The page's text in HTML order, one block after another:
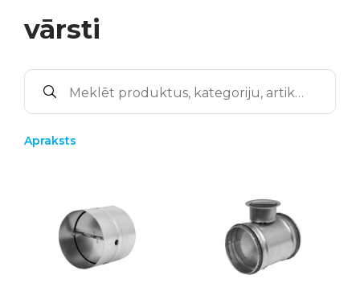
vārsti
Apraksts